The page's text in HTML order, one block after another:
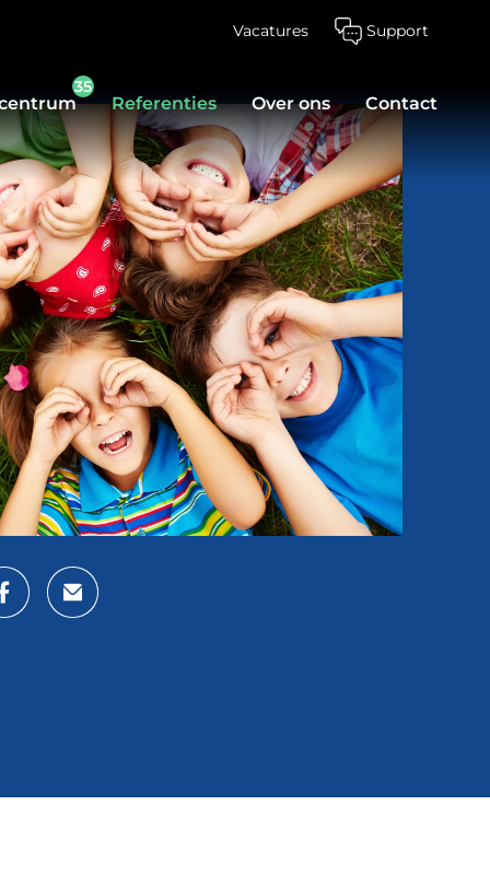
Vacatures Support
35
Referenties Over ons Contact